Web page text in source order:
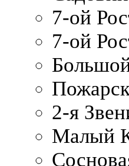
7-ой
7-ой
2-я
Малый